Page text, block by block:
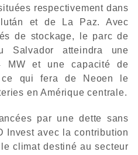
respectivement dans
et de La Paz. Avec
de stockage, le parc de
Salvador atteindra une
MW et une capacité de
ce qui fera de Neoen le
en Amérique centrale.
par une dette sans
Invest avec la contribution
climat destiné au secteur